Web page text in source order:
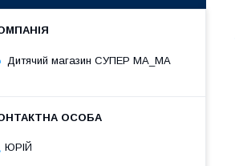
Дитячий магазин СУПЕР МА_МА
ЮРІЙ